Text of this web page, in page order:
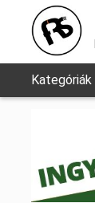
Kategóriák